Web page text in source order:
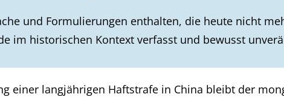
und Formulierungen enthalten, die heute nicht
im historischen Kontext verfasst und bewusst
einer langjährigen Haftstrafe in China bleibt der